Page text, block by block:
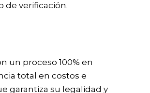
de verificación.
un proceso 100% en
total en costos e
garantiza su legalidad y